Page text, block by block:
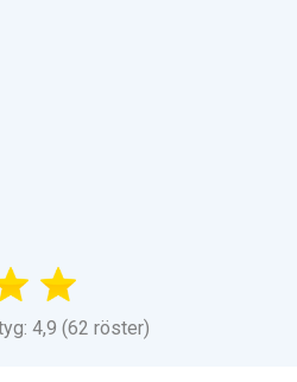
4,9 (62 röster)